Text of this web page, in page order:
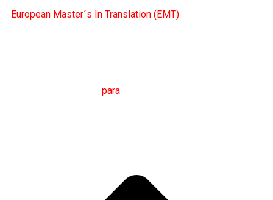
European Master´s In Translation (EMT)
para